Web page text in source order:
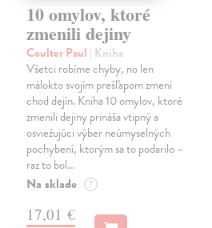
10 omylov, ktoré
zmenili dejiny
Coulter Paul | Kniha
Všetci robíme chyby, no len
málokto svojím prešľapom zmení
chod dejín. Kniha 10 omylov, ktoré
zmenili dejiny prináša vtipný a
osviežujúci výber neúmyselných
pochybení, ktorým sa to podarilo –
raz to bol…
Na sklade ?
17,01 €